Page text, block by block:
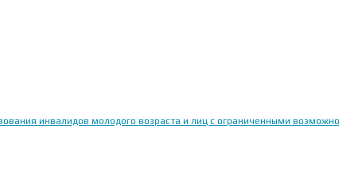
инвалидов молодого возраста и лиц с ограниченными